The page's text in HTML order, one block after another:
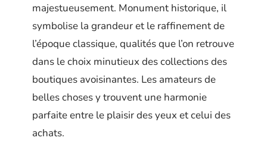
majestueusement. Monument historique, il
symbolise la grandeur et le raffinement de
l’époque classique, qualités que l’on retrouve
dans le choix minutieux des collections des
boutiques avoisinantes. Les amateurs de
belles choses y trouvent une harmonie
parfaite entre le plaisir des yeux et celui des
achats.